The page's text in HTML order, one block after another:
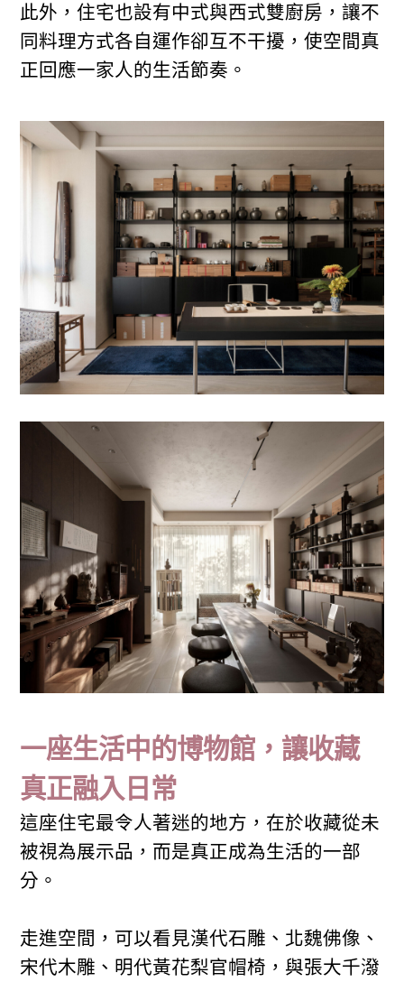
此外，住宅也設有中式與西式雙廚房，讓不
同料理方式各自運作卻互不干擾，使空間真
正回應一家人的生活節奏。
一座生活中的博物館，讓收藏
真正融入日常
這座住宅最令人著迷的地方，在於收藏從未
被視為展示品，而是真正成為生活的一部
分。
走進空間，可以看見漢代石雕、北魏佛像、
宋代木雕、明代黃花梨官帽椅，與張大千潑